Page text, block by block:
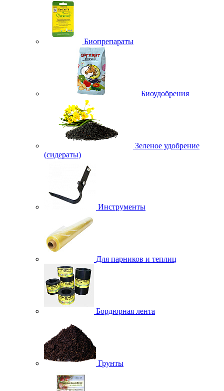
Биопрепараты
Биоудобрения
Зеленое удобрение
(сидераты)
Инструменты
Для парников и теплиц
Бордюрная лента
Грунты